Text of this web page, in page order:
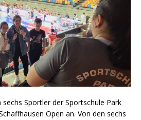
Sportler der Sportschule Park
Open an. Von den sechs